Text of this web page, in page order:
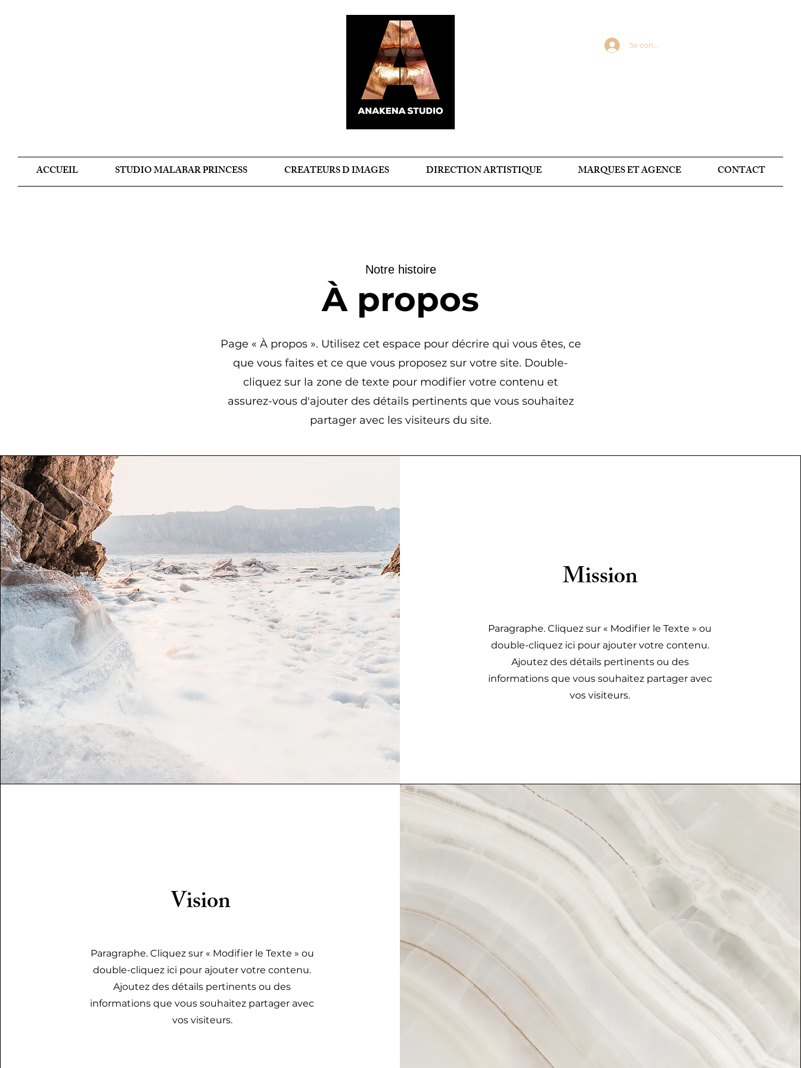
Se connecter
ACCUEIL STUDIO MALABAR PRINCESS CREATEURS D IMAGES DIRECTION ARTISTIQUE MARQUES ET AGENCE CONTACT
Notre histoire
À propos
Page « À propos ». Utilisez cet espace pour décrire qui vous êtes, ce
que vous faites et ce que vous proposez sur votre site. Double-
cliquez sur la zone de texte pour modifier votre contenu et
assurez-vous d'ajouter des détails pertinents que vous souhaitez
partager avec les visiteurs du site.
Mission
Paragraphe. Cliquez sur « Modifier le Texte » ou
double-cliquez ici pour ajouter votre contenu.
Ajoutez des détails pertinents ou des
informations que vous souhaitez partager avec
vos visiteurs.
Vision
Paragraphe. Cliquez sur « Modifier le Texte » ou
double-cliquez ici pour ajouter votre contenu.
Ajoutez des détails pertinents ou des
informations que vous souhaitez partager avec
vos visiteurs.